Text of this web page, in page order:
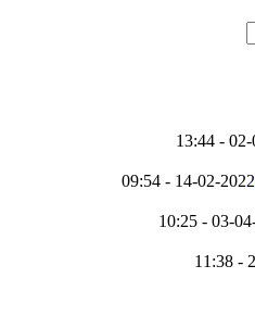
2022-02-14 - 09:54